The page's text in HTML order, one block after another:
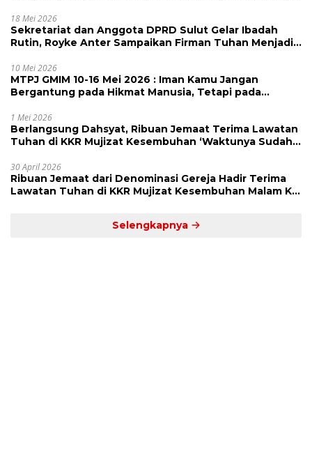
18 Mei 2026
Sekretariat dan Anggota DPRD Sulut Gelar Ibadah
Rutin, Royke Anter Sampaikan Firman Tuhan Menjadi
10 Mei 2026
MTPJ GMIM 10-16 Mei 2026 : Iman Kamu Jangan
Bergantung pada Hikmat Manusia, Tetapi pada
1 Mei 2026
Berlangsung Dahsyat, Ribuan Jemaat Terima Lawatan
Tuhan di KKR Mujizat Kesembuhan ‘Waktunya Sudah
30 April 2026
Ribuan Jemaat dari Denominasi Gereja Hadir Terima
Lawatan Tuhan di KKR Mujizat Kesembuhan Malam Ke
Selengkapnya